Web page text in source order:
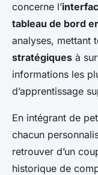
concerne l’
tableau de bord
analyses, mettant
stratégiques à
informations les
d’apprentissage
En intégrant de
chacun
retrouver d’un
historique de